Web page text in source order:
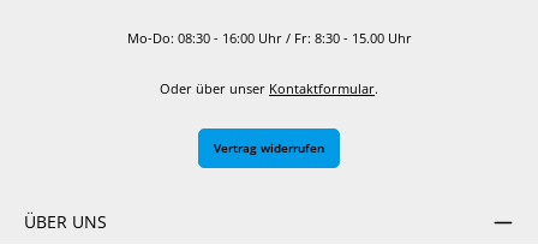
Mo-Do: 08:30 - 16:00 Uhr / Fr: 8:30 - 15.00 Uhr
Oder über unser Kontaktformular.
Vertrag widerrufen
ÜBER UNS